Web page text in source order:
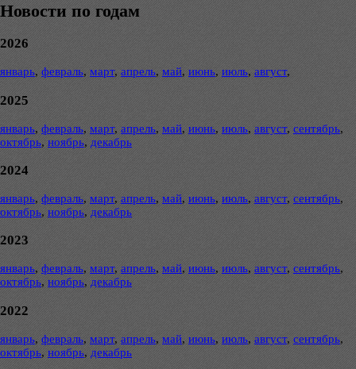
Новости по годам
2026
январь, февраль, март, апрель, май, июнь, июль, август,
2025
январь, февраль, март, апрель, май, июнь, июль, август, сентябрь,
октябрь, ноябрь, декабрь
2024
январь, февраль, март, апрель, май, июнь, июль, август, сентябрь,
октябрь, ноябрь, декабрь
2023
январь, февраль, март, апрель, май, июнь, июль, август, сентябрь,
октябрь, ноябрь, декабрь
2022
январь, февраль, март, апрель, май, июнь, июль, август, сентябрь,
октябрь, ноябрь, декабрь